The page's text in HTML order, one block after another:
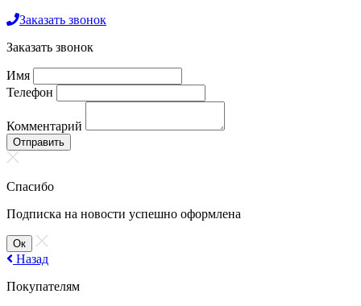
Заказать звонок
Заказать звонок
Имя
Телефон
Комментарий
Отправить
Спасибо
Подписка на новости успешно оформлена
Ок
Назад
Покупателям